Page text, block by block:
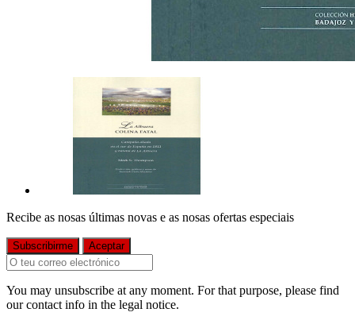
Recibe as nosas últimas novas e as nosas ofertas especiais
You may unsubscribe at any moment. For that purpose, please find
our contact info in the legal notice.